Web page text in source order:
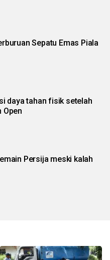
Sepatu Emas Piala
daya tahan fisik setelah
Open
Persija meski kalah